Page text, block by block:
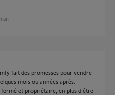
an
fait des promesses pour vendre
mois ou années après.
fermé et propriétaire, en plus d'être